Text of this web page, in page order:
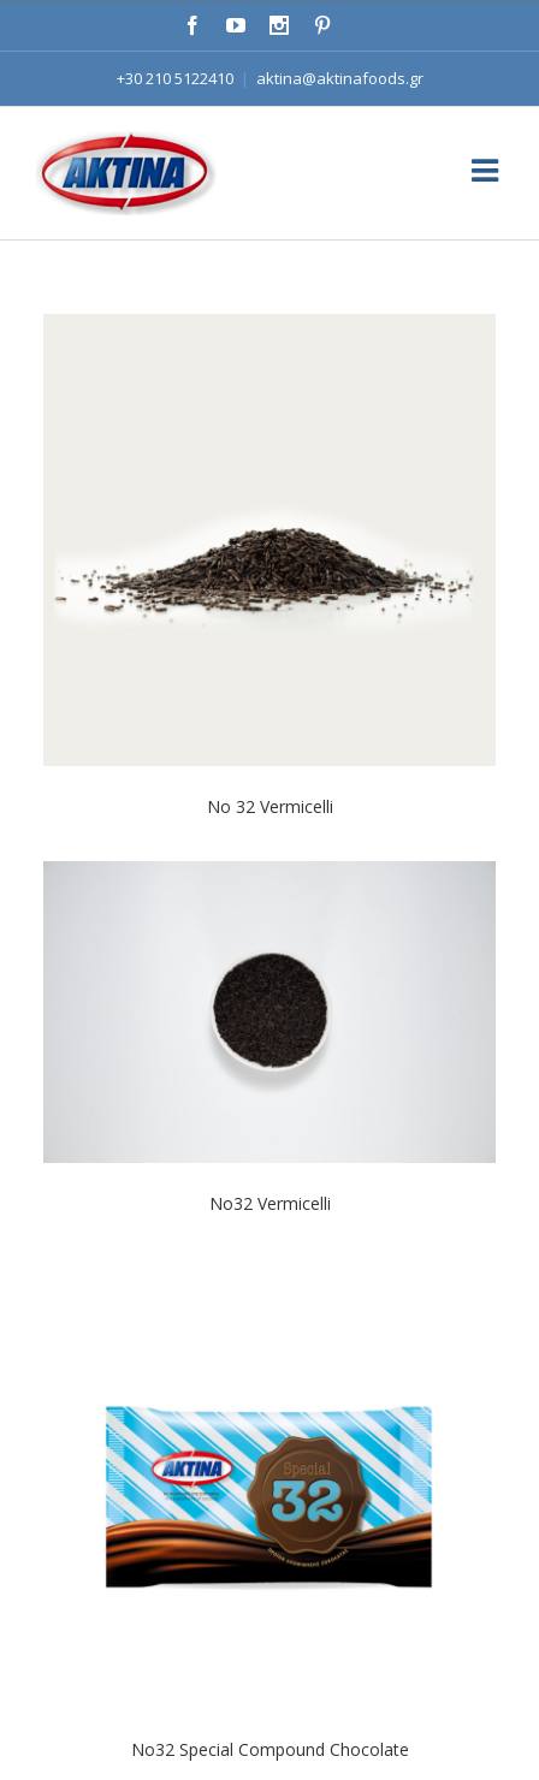
+30 210 5122410 | aktina@aktinafoods.gr
No 32 Vermicelli
Νο32 Vermicelli
Νο32 Special Compound Chocolate